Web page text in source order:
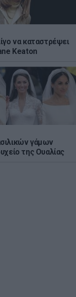
να καταστρέψει
Keaton
γάμων
της Ουαλίας